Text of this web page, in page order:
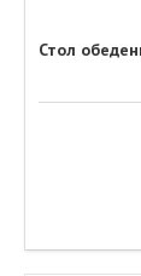
Стол